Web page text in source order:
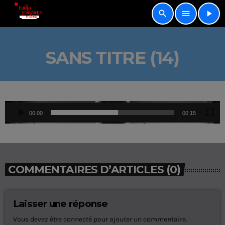
search menu play_arrow
SANS TITRE (14)
u
r
00:00 00:15
COMMENTAIRES D’ARTICLES (0)
Laisser une réponse
Vous devez être connecté pour ajouter un commentaire.